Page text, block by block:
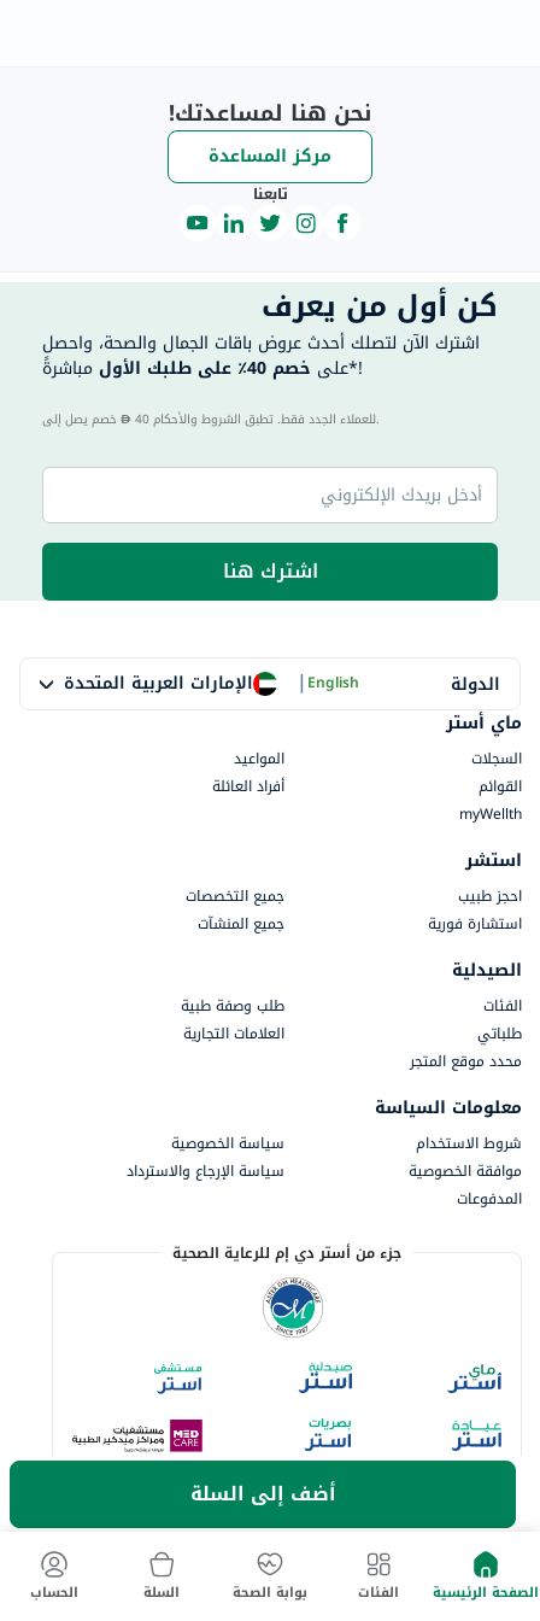
أضف إلى السلة
نحن هنا لمساعدتك!
مركز المساعدة
تابعنا
كن أول من يعرف
اشترك الآن لتصلك أحدث عروض باقات الجمال والصحة، واحصل
على خصم 40٪ على طلبك الأول مباشرةً*!
40 للعملاء الجدد فقط. تطبق الشروط والأحكام.
اشترك هنا
الدولة الإمارات العربية المتحدة |English
ماي أستر
السجلات
المواعيد
القوائم
أفراد العائلة
myWellth
استشر
احجز طبيب
جميع التخصصات
استشارة فورية
جميع المنشآت
الصيدلية
الفئات
طلب وصفة طبية
طلباتي
العلامات التجارية
محدد موقع المتجر
معلومات السياسة
شروط الاستخدام
سياسة الخصوصية
موافقة الخصوصية
سياسة الإرجاع والاسترداد
المدفوعات
جزء من أستر دي إم للرعاية الصحية
خيارات الدفع المتاحة
الصفحة الرئيسية الفئات بوابة الصحة السلة الحساب